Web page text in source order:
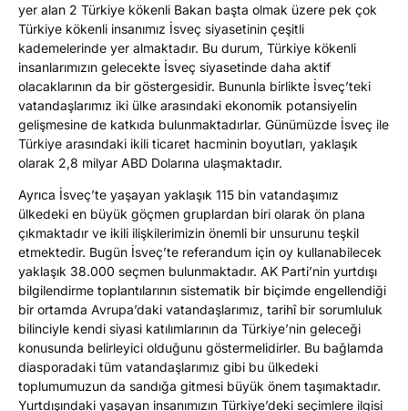
yer alan 2 Türkiye kökenli Bakan başta olmak üzere pek çok
Türkiye kökenli insanımız İsveç siyasetinin çeşitli
kademelerinde yer almaktadır. Bu durum, Türkiye kökenli
insanlarımızın gelecekte İsveç siyasetinde daha aktif
olacaklarının da bir göstergesidir. Bununla birlikte İsveç’teki
vatandaşlarımız iki ülke arasındaki ekonomik potansiyelin
gelişmesine de katkıda bulunmaktadırlar. Günümüzde İsveç ile
Türkiye arasındaki ikili ticaret hacminin boyutları, yaklaşık
olarak 2,8 milyar ABD Dolarına ulaşmaktadır.
Ayrıca İsveç’te yaşayan yaklaşık 115 bin vatandaşımız
ülkedeki en büyük göçmen gruplardan biri olarak ön plana
çıkmaktadır ve ikili ilişkilerimizin önemli bir unsurunu teşkil
etmektedir. Bugün İsveç’te referandum için oy kullanabilecek
yaklaşık 38.000 seçmen bulunmaktadır. AK Parti’nin yurtdışı
bilgilendirme toplantılarının sistematik bir biçimde engellendiği
bir ortamda Avrupa’daki vatandaşlarımız, tarihî bir sorumluluk
bilinciyle kendi siyasi katılımlarının da Türkiye’nin geleceği
konusunda belirleyici olduğunu göstermelidirler. Bu bağlamda
diasporadaki tüm vatandaşlarımız gibi bu ülkedeki
toplumumuzun da sandığa gitmesi büyük önem taşımaktadır.
Yurtdışındaki yaşayan insanımızın Türkiye’deki seçimlere ilgisi